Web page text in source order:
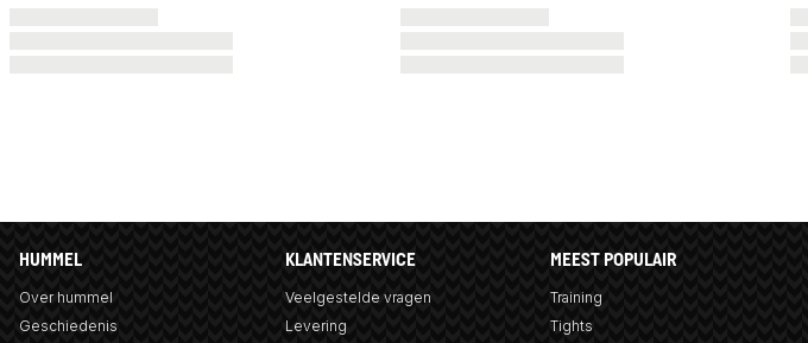
HUMMEL
Over hummel
Geschiedenis
KLANTENSERVICE
Veelgestelde vragen
Levering
MEEST POPULAIR
Training
Tights